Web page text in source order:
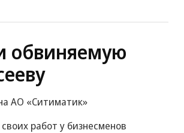
обвиняемую
АО «Ситиматик»
работ у бизнесменов